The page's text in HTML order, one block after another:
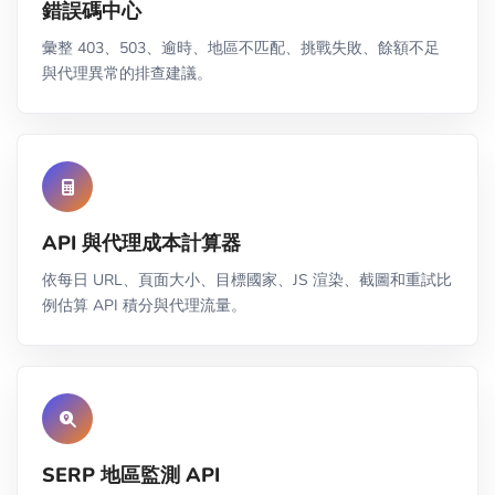
錯誤碼中心
彙整 403、503、逾時、地區不匹配、挑戰失敗、餘額不足
與代理異常的排查建議。
API 與代理成本計算器
依每日 URL、頁面大小、目標國家、JS 渲染、截圖和重試比
例估算 API 積分與代理流量。
SERP 地區監測 API